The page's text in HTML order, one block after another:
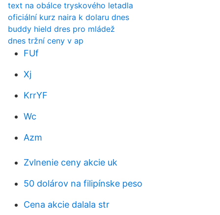
text na obálce tryskového letadla
oficiální kurz naira k dolaru dnes
buddy hield dres pro mládež
dnes tržní ceny v ap
FUf
Xj
KrrYF
Wc
Azm
Zvlnenie ceny akcie uk
50 dolárov na filipínske peso
Cena akcie dalala str